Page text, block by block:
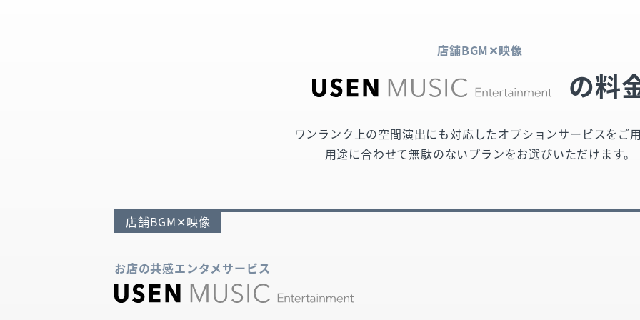
店舗BGM✕映像
の料
ワンランク上の空間演出にも対応したオプションサービスをご用
用途に合わせて無駄のないプランをお選びいただけます。
店舗BGM✕映像
お店の共感エンタメサービス